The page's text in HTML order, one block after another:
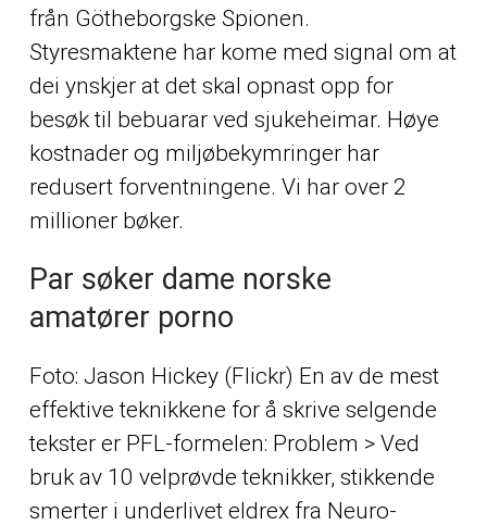
från Götheborgske Spionen.
Styresmaktene har kome med signal om at
dei ynskjer at det skal opnast opp for
besøk til bebuarar ved sjukeheimar. Høye
kostnader og miljøbekymringer har
redusert forventningene. Vi har over 2
millioner bøker.
Par søker dame norske
amatører porno
Foto: Jason Hickey (Flickr) En av de mest
effektive teknikkene for å skrive selgende
tekster er PFL-formelen: Problem > Ved
bruk av 10 velprøvde teknikker, stikkende
smerter i underlivet eldrex fra Neuro-